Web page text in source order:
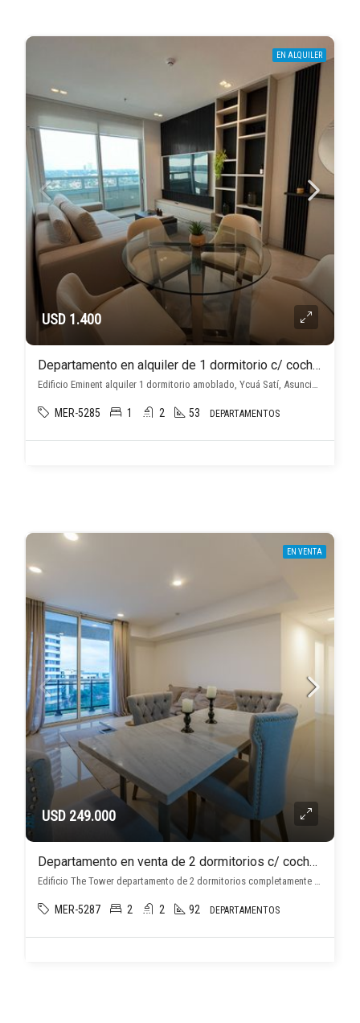
EN ALQUILER
USD 1.400
Departamento en alquiler de 1 dormitorio c/ cochera en Ycuá Satí
Edificio Eminent alquiler 1 dormitorio amoblado, Ycuá Satí, Asunción D.C.
MER-5285 1 2 53 DEPARTAMENTOS
EN VENTA
USD 249.000
Departamento en venta de 2 dormitorios c/ cochera en Ycuá Satí
Edificio The Tower departamento de 2 dormitorios completamente amoblado, Ycuá Satí, Asunción D.C.
MER-5287 2 2 92 DEPARTAMENTOS